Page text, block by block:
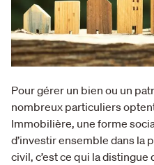
Pour gérer un bien ou un
nombreux particuliers
Immobilière, une forme
d’investir ensemble dans la
civil, c’est ce qui la